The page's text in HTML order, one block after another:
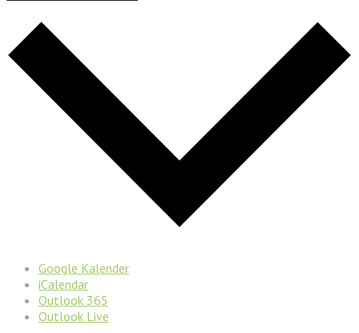
Google Kalender
iCalendar
Outlook 365
Outlook Live